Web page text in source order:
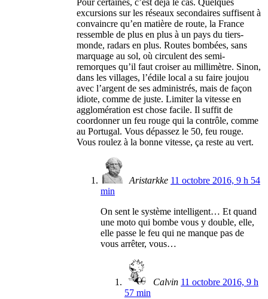
Pour certaines, c’est déjà le cas. Quelques
excursions sur les réseaux secondaires suffisent à
convaincre qu’en matière de route, la France
ressemble de plus en plus à un pays du tiers-
monde, radars en plus. Routes bombées, sans
marquage au sol, où circulent des semi-
remorques qu’il faut croiser au millimètre. Sinon,
dans les villages, l’édile local a su faire joujou
avec l’argent de ses administrés, mais de façon
idiote, comme de juste. Limiter la vitesse en
agglomération est chose facile. Il suffit de
coordonner un feu rouge qui la contrôle, comme
au Portugal. Vous dépassez le 50, feu rouge.
Vous roulez à la bonne vitesse, ça reste au vert.
Aristarkke 11 octobre 2016, 9 h 54
min
On sent le système intelligent… Et quand
une moto qui bombe vous y double, elle,
elle passe le feu qui ne manque pas de
vous arrêter, vous…
Calvin 11 octobre 2016, 9 h
57 min